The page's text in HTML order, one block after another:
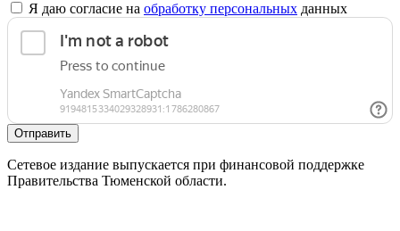
Я даю согласие на обработку персональных данных
Отправить
Сетевое издание выпускается при финансовой поддержке
Правительства Тюменской области.